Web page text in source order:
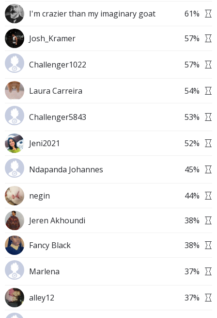
I'm crazier than my imaginary goat 61%
Josh_Kramer 57%
Challenger1022 57%
Laura Carreira 54%
Challenger5843 53%
Jeni2021 52%
Ndapanda Johannes 45%
negin 44%
Jeren Akhoundi 38%
Fancy Black 38%
Marlena 37%
alley12 37%